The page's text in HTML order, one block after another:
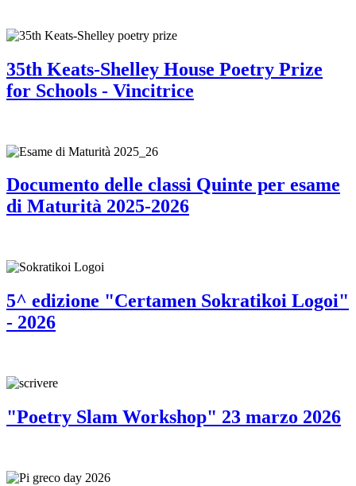
35th Keats-Shelley House Poetry Prize
for Schools - Vincitrice
Documento delle classi Quinte per esame
di Maturità 2025-2026
5^ edizione "Certamen Sokratikoi Logoi"
- 2026
"Poetry Slam Workshop" 23 marzo 2026